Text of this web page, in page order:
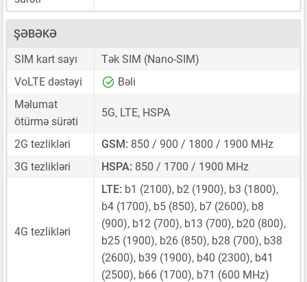
ŞƏBƏKƏ
SIM kart sayı
Tək SIM (Nano-SIM)
VoLTE dəstəyi
Bəli
Məlumat
ötürmə sürəti
5G, LTE, HSPA
2G tezlikləri GSM: 850 / 900 / 1800 / 1900 MHz
3G tezlikləri
HSPA: 850 / 1700 / 1900 MHz
4G tezlikləri
LTE: b1 (2100), b2 (1900), b3 (1800),
b4 (1700), b5 (850), b7 (2600), b8
(900), b12 (700), b13 (700), b20 (800),
b25 (1900), b26 (850), b28 (700), b38
(2600), b39 (1900), b40 (2300), b41
(2500), b66 (1700), b71 (600 MHz)